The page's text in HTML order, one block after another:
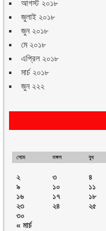
আগস্ট ২০১৮
জুলাই ২০১৮
জুন ২০১৮
মে ২০১৮
এপ্রিল ২০১৮
মার্চ ২০১৮
জুন ২২২
সোম মঙ্গল বুধ
« মার্চ
২
৩ ৪
৯
১০ ১১
১৬
১৭ ১৮
২৩
২৪ ২৫
৩০